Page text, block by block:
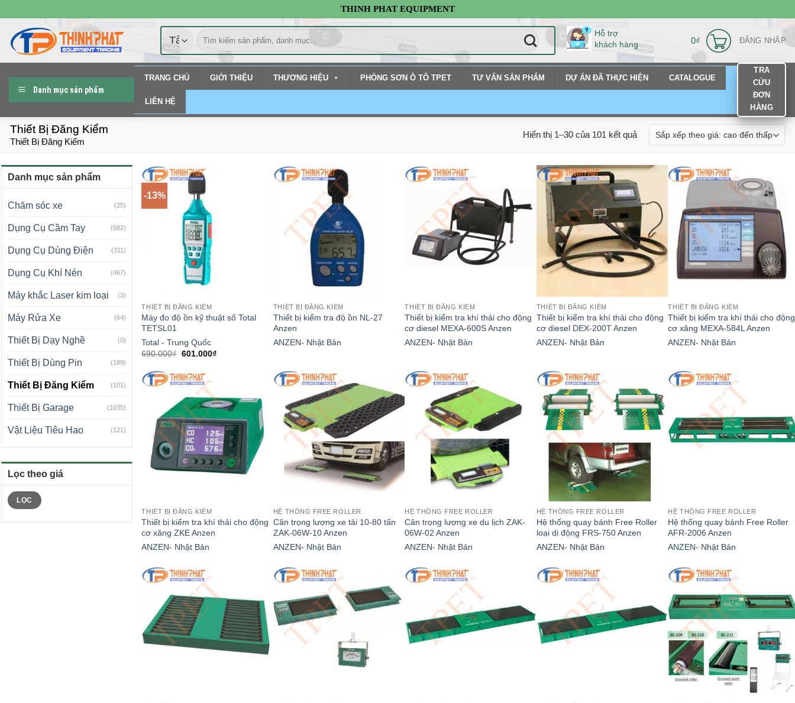
đến
nội
dung
THINH PHAT EQUIPMENT
Tìm
kiếm:
Hỗ trợ
khách hàng
0₫ ĐĂNG NHẬP
Danh mục sản phẩm
TRANG CHỦ GIỚI THIỆU THƯƠNG HIỆU PHÒNG SƠN Ô TÔ TPET TƯ VẤN SẢN PHẨM DỰ ÁN ĐÃ THỰC HIỆN CATALOGUE
LIÊN HỆ
TRA
CỨU
ĐƠN
HÀNG
Thiết Bị Đăng Kiểm
Thiết Bị Đăng Kiểm
Hiển thị 1–30 của 101 kết quả
Danh mục sản phẩm
Chăm sóc xe (25)
Dụng Cụ Cầm Tay (682)
Dụng Cụ Dùng Điện (311)
Dụng Cụ Khí Nén (467)
Máy khắc Laser kim loại (3)
Máy Rửa Xe (64)
Thiết Bị Dạy Nghề (0)
Thiết Bị Dùng Pin (189)
Thiết Bị Đăng Kiểm (101)
Thiết Bị Garage (1035)
Vật Liệu Tiêu Hao (121)
Lọc theo giá
Giá
tối
thiểu
Giá
tối
đa
LỌC
-13%
THIẾT BỊ ĐĂNG KIỂM
Máy đo độ ồn kỹ thuật số Total
TETSL01
Total - Trung Quốc
690.000₫ Giá
690.000₫.
601.000₫Giá
THIẾT BỊ ĐĂNG KIỂM
Thiết bị kiểm tra độ ồn NL-27
Anzen
ANZEN- Nhật Bản
THIẾT BỊ ĐĂNG KIỂM
Thiết bị kiểm tra khí thải cho động
cơ diesel MEXA-600S Anzen
ANZEN- Nhật Bản
THIẾT BỊ ĐĂNG KIỂM
Thiết bị kiểm tra khí thải cho động
cơ diesel DEX-200T Anzen
ANZEN- Nhật Bản
THIẾT BỊ ĐĂNG KIỂM
Thiết bị kiểm tra khí thải cho động
cơ xăng MEXA-584L Anzen
ANZEN- Nhật Bản
THIẾT BỊ ĐĂNG KIỂM
Thiết bị kiểm tra khí thải cho động
cơ xăng ZKE Anzen
ANZEN- Nhật Bản
HỆ THỐNG FREE ROLLER
Cân trọng lượng xe tải 10-80 tấn
ZAK-06W-10 Anzen
ANZEN- Nhật Bản
HỆ THỐNG FREE ROLLER
Cân trọng lượng xe du lịch ZAK-
06W-02 Anzen
ANZEN- Nhật Bản
HỆ THỐNG FREE ROLLER
Hệ thống quay bánh Free Roller
loại di động FRS-750 Anzen
ANZEN- Nhật Bản
HỆ THỐNG FREE ROLLER
Hệ thống quay bánh Free Roller
AFR-2006 Anzen
ANZEN- Nhật Bản